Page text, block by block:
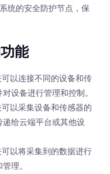
统的安全防护节点，保
能
以连接不同的设备和传
设备进行管理和控制。
以采集设备和传感器的
给云端平台或其他设
以将采集到的数据进行
理。